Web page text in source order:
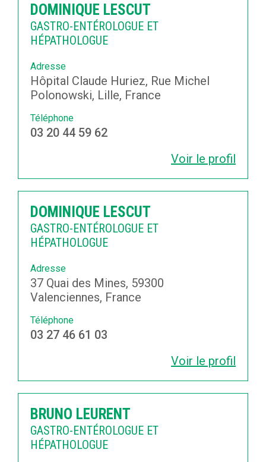
DOMINIQUE LESCUT
GASTRO-ENTÉROLOGUE ET
HÉPATHOLOGUE
Adresse
Hôpital Claude Huriez, Rue Michel
Polonowski, Lille, France
Téléphone
03 20 44 59 62
Voir le profil
DOMINIQUE LESCUT
GASTRO-ENTÉROLOGUE ET
HÉPATHOLOGUE
Adresse
37 Quai des Mines, 59300
Valenciennes, France
Téléphone
03 27 46 61 03
Voir le profil
BRUNO LEURENT
GASTRO-ENTÉROLOGUE ET
HÉPATHOLOGUE